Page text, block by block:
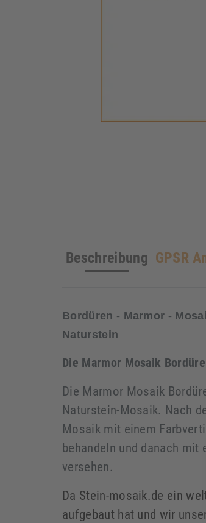
Beschreibung GPSR
Bordüren - Marmor -
Naturstein
Die Marmor Mosaik
Die Marmor Mosaik
Naturstein-Mosaik. Nach
Mosaik mit einem
behandeln und danach mit
versehen.
Da Stein-mosaik.de ein
aufgebaut hat und wir